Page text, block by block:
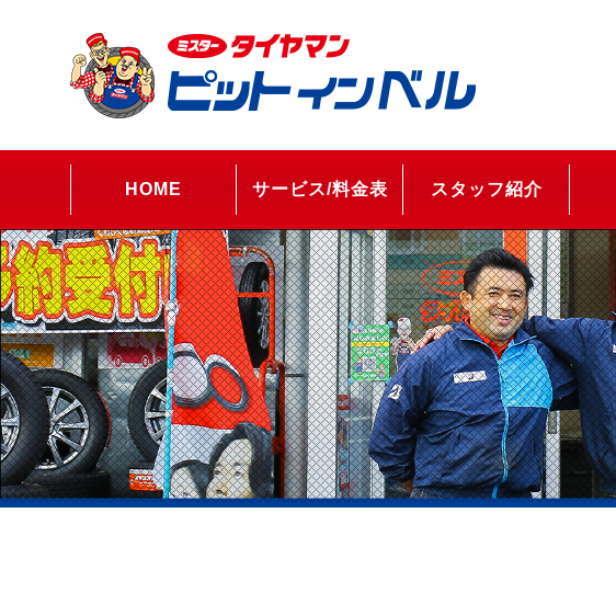
HOME サービス/料金表 スタッフ紹介